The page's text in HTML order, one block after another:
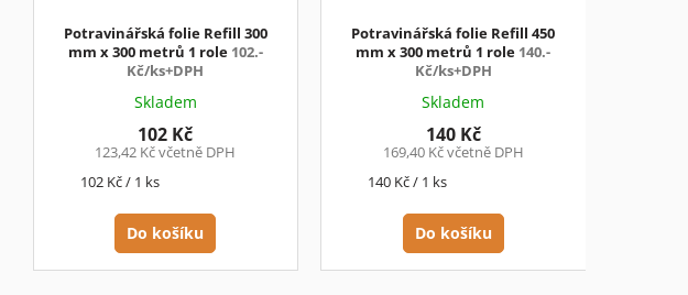
Potravinářská folie Refill 300
mm x 300 metrů 1 role 102.-
Kč/ks+DPH
Skladem
123,42 Kč včetně DPH
102 Kč
Měrná
102 Kč / 1 ks
Do košíku
Potravinářská folie Refill 450
mm x 300 metrů 1 role 140.-
Kč/ks+DPH
Skladem
169,40 Kč včetně DPH
140 Kč
Měrná
140 Kč / 1 ks
Do košíku